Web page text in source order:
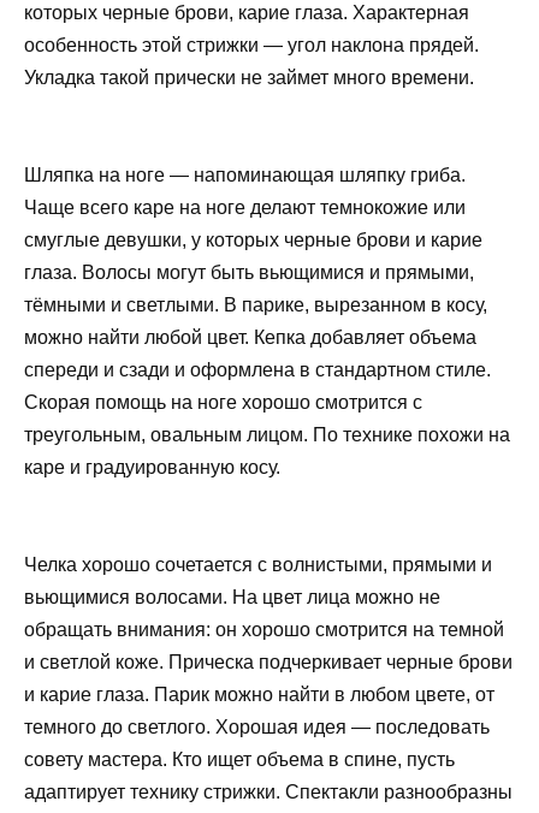
которых черные брови, карие глаза. Характерная
особенность этой стрижки — угол наклона прядей.
Укладка такой прически не займет много времени.
Шляпка на ноге — напоминающая шляпку гриба.
Чаще всего каре на ноге делают темнокожие или
смуглые девушки, у которых черные брови и карие
глаза. Волосы могут быть вьющимися и прямыми,
тёмными и светлыми. В парике, вырезанном в косу,
можно найти любой цвет. Кепка добавляет объема
спереди и сзади и оформлена в стандартном стиле.
Скорая помощь на ноге хорошо смотрится с
треугольным, овальным лицом. По технике похожи на
каре и градуированную косу.
Челка хорошо сочетается с волнистыми, прямыми и
вьющимися волосами. На цвет лица можно не
обращать внимания: он хорошо смотрится на темной
и светлой коже. Прическа подчеркивает черные брови
и карие глаза. Парик можно найти в любом цвете, от
темного до светлого. Хорошая идея — последовать
совету мастера. Кто ищет объема в спине, пусть
адаптирует технику стрижки. Спектакли разнообразны